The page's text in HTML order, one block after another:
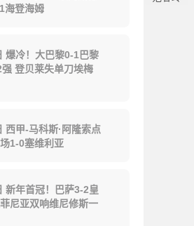
海登海姆
爆冷！大巴黎0-1巴黎
登贝莱失单刀埃梅
西甲-马科斯·阿隆索点
1-0塞维利亚
新年首冠！巴萨3-2皇
尼亚双响维尼修斯一